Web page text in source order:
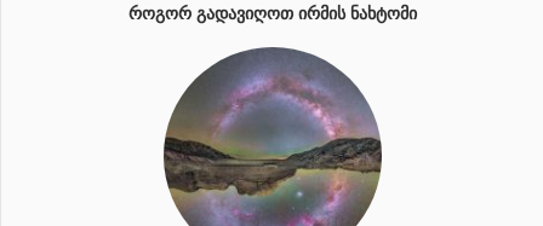
ᲠᲝᲒᲝᲠ ᲒᲐᲓᲐᲕᲘᲦᲝᲗ ᲘᲠᲛᲘᲡ ᲜᲐᲮᲢᲝᲛᲘ